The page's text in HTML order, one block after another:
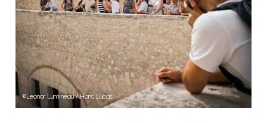
©Leonor Lumineau / Hans Lucas